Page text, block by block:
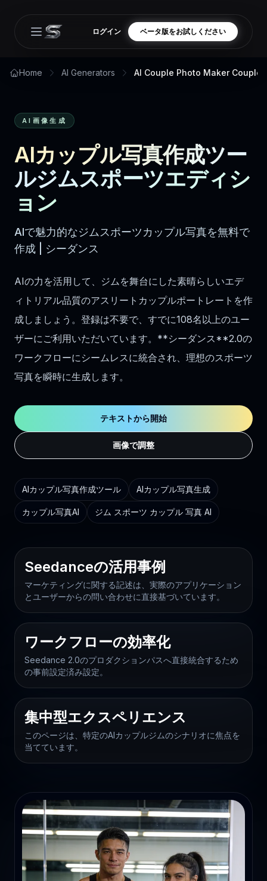
Open main menu
ログイン ベータ版をお試しください
Home AI Generators AI Couple Photo Maker Couple
AI画像生成
AIカップル写真作成ツー
ルジムスポーツエディシ
ョン
AIで魅力的なジムスポーツカップル写真を無料で
作成 | シーダンス
AIの力を活用して、ジムを舞台にした素晴らしいエデ
ィトリアル品質のアスリートカップルポートレートを作
成しましょう。登録は不要で、すでに108名以上のユー
ザーにご利用いただいています。**シーダンス**2.0の
ワークフローにシームレスに統合され、理想のスポーツ
写真を瞬時に生成します。
テキストから開始
画像で調整
AIカップル写真作成ツール AIカップル写真生成
カップル写真AI ジム スポーツ カップル 写真 AI
Seedanceの活用事例
マーケティングに関する記述は、実際のアプリケーション
とユーザーからの問い合わせに直接基づいています。
ワークフローの効率化
Seedance 2.0のプロダクションパスへ直接統合するため
の事前設定済み設定。
集中型エクスペリエンス
このページは、特定のAIカップルジムのシナリオに焦点を
当てています。